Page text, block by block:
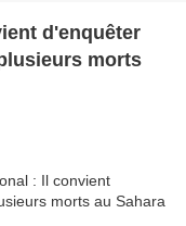
d'enquêter
morts